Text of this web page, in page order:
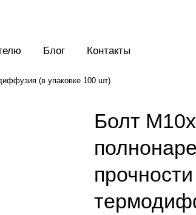
Блог Контакты
(в упаковке 100 шт)
Болт